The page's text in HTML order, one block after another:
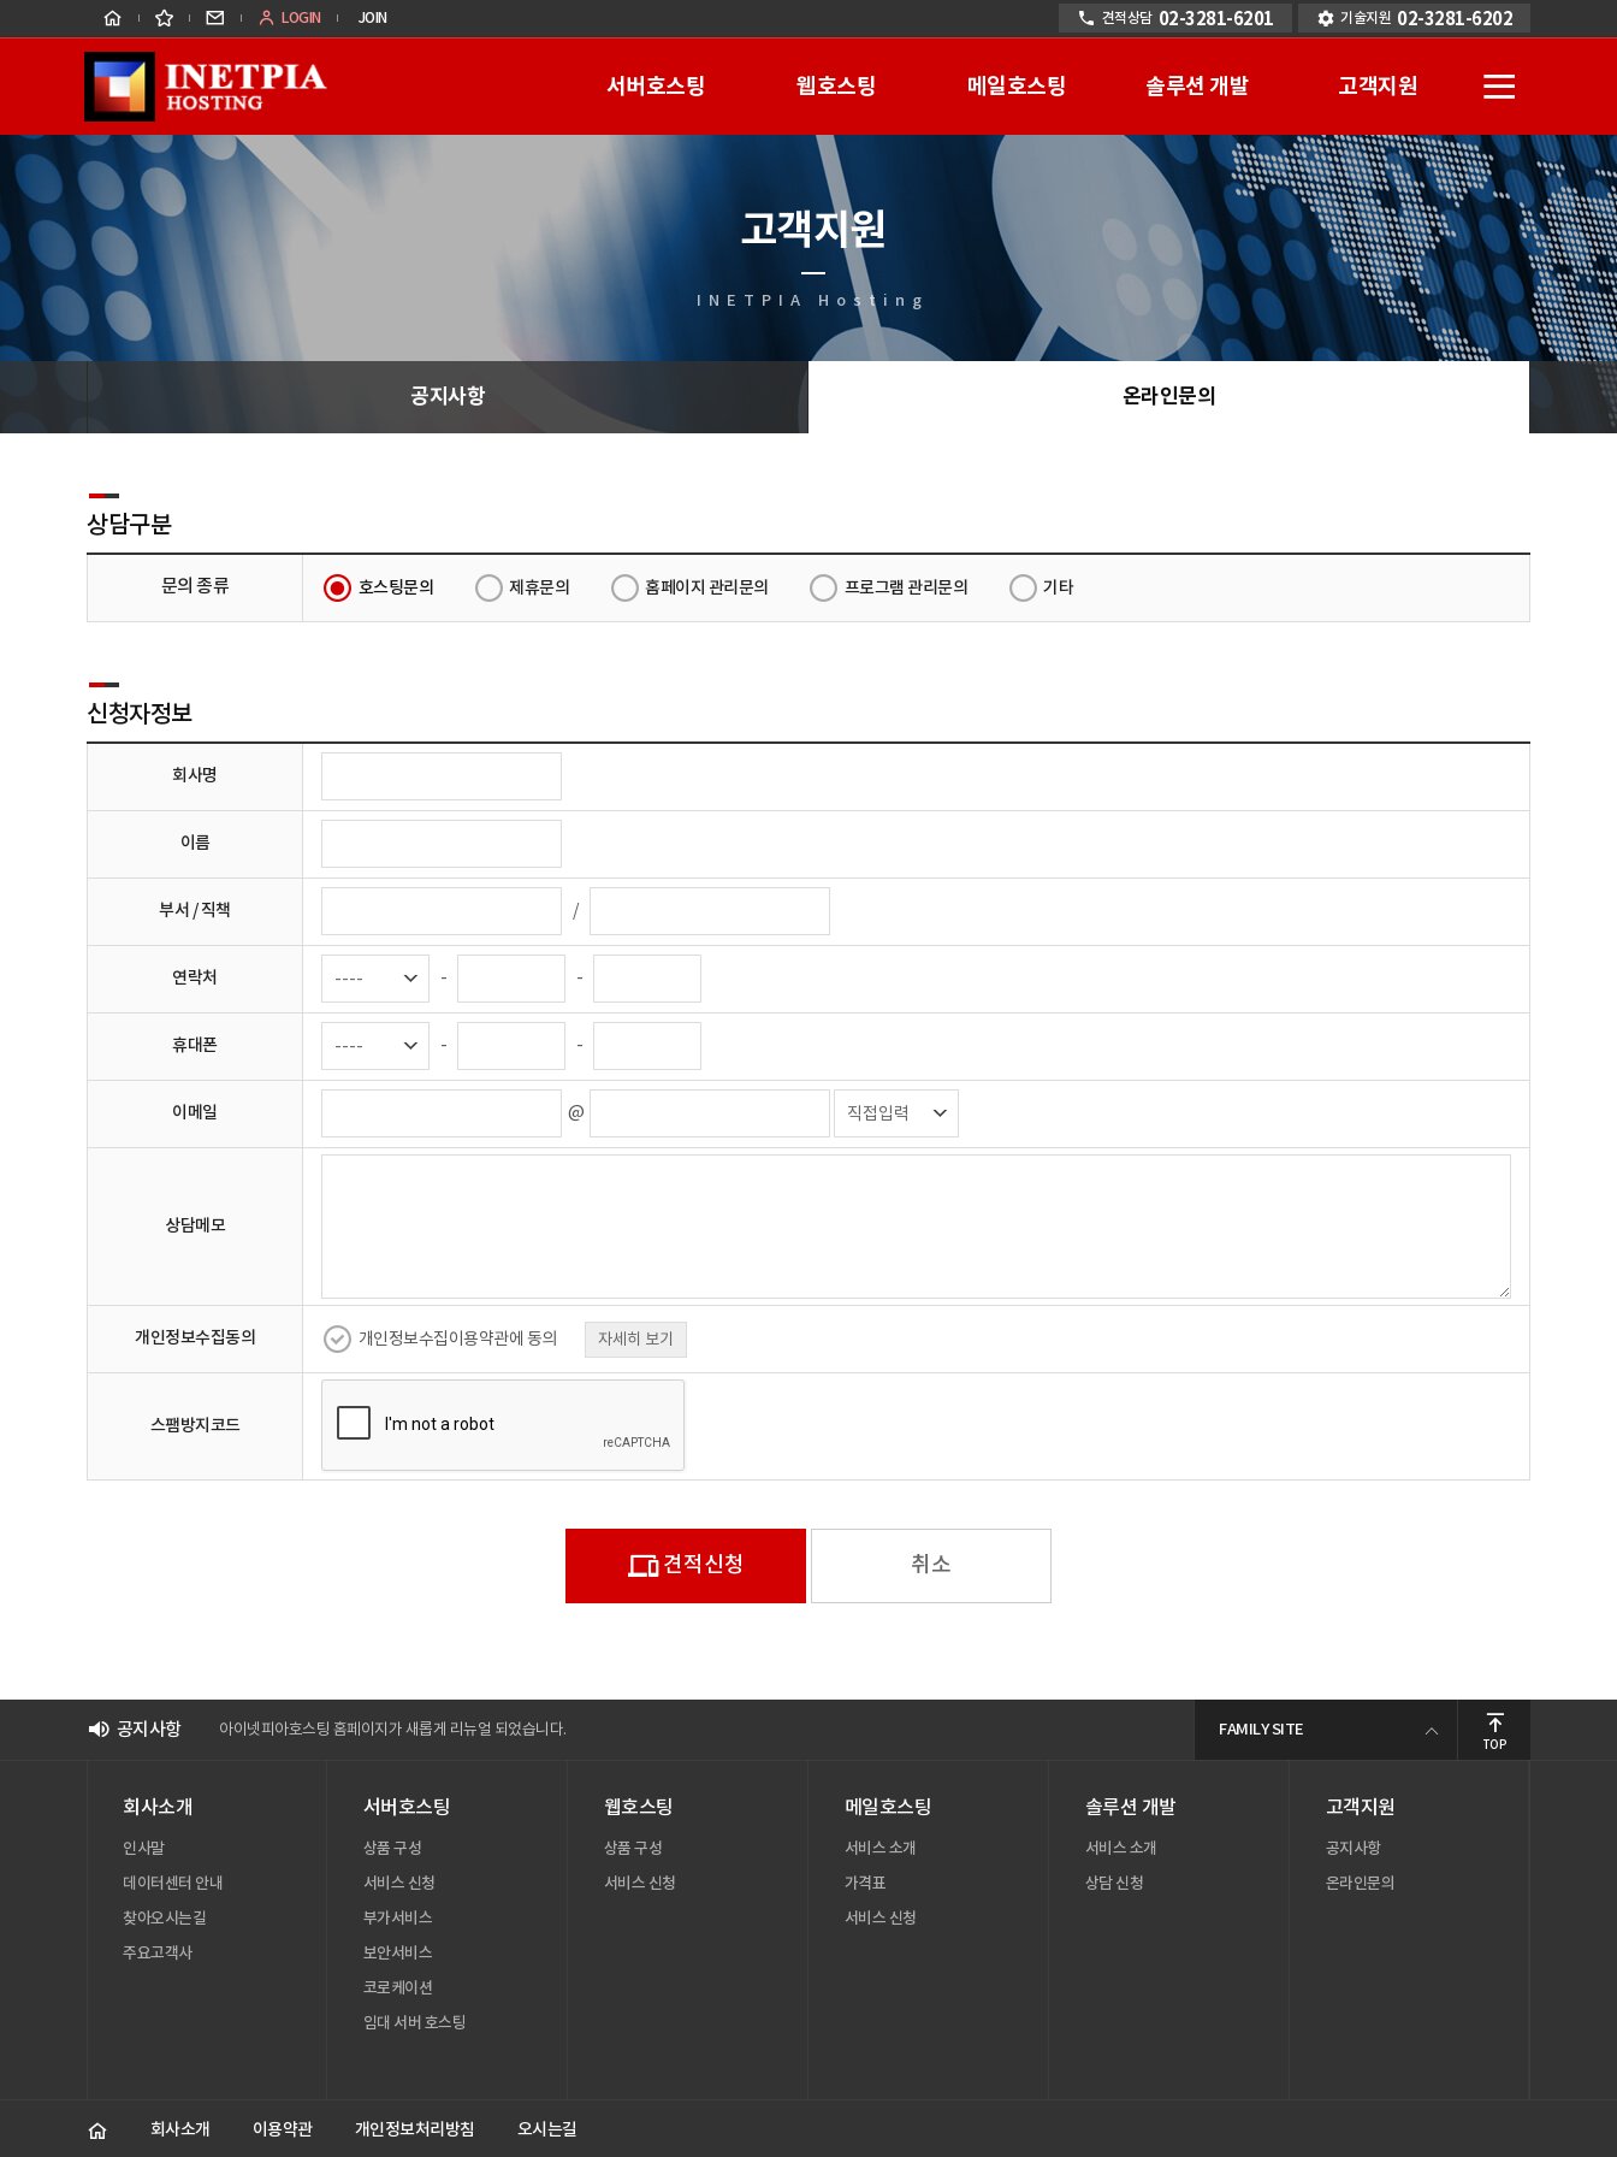
기
의
LOGIN JOIN 견적상담 02-3281-6201 기술지원 02-3281-6202
서버호스팅 웹호스팅 메일호스팅 솔루션 개발 고객지원
메
뉴
고객지원
INETPIA Hosting
공지사항 온라인문의
상담구분
문의 종류 호스팅문의 제휴문의 홈페이지 관리문의 프로그램 관리문의 기타
신청자정보
회사명
이름
부서 / 직책 /
연락처 - -
휴대폰 - -
이메일 @
상담메모
개인정보수집동의 개인정보수집이용약관에 동의
스팸방지코드
견적신청 취소
공지사항
아이넷피아호스팅 홈페이지가 새롭게 리뉴얼 되었습니다.
아이넷피아호스팅 홈페이지가 새롭게 리뉴얼 되었습니다. FAMILY SITE
TOP
회사소개
인사말
데이터센터 안내
찾아오시는길
주요고객사
서버호스팅
상품 구성
서비스 신청
부가서비스
보안서비스
코로케이션
임대 서버 호스팅
웹호스팅
상품 구성
서비스 신청
메일호스팅
서비스 소개
가격표
서비스 신청
솔루션 개발
서비스 소개
상담 신청
고객지원
공지사항
온라인문의
회사소개 이용약관 개인정보처리방침 오시는길